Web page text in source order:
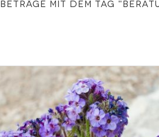
Beträge mit dem Tag